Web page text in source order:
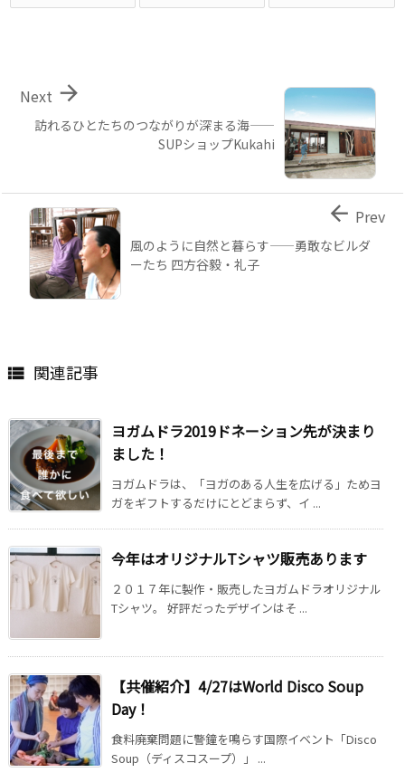
訪れるひとたちのつながりが深まる海――
SUPショップKukahi

Next
風のように自然と暮らす――勇敢なビルダ
ーたち 四方谷毅・礼子
 Prev
 関連記事
ヨガムドラ2019ドネーション先が決まり
ました！
ヨガムドラは、「ヨガのある人生を広げる」ためヨ
ガをギフトするだけにとどまらず、イ ...
今年はオリジナルTシャツ販売あります
２０１７年に製作・販売したヨガムドラオリジナル
Tシャツ。 好評だったデザインはそ ...
【共催紹介】4/27はWorld Disco Soup
Day！
食料廃棄問題に警鐘を鳴らす国際イベント「Disco
Soup（ディスコスープ）」 ...